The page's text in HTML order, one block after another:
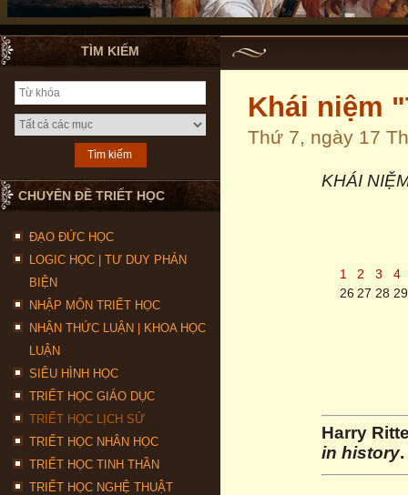
TÌM KIẾM
CHUYÊN ĐỀ TRIẾT HỌC
ĐẠO ĐỨC HỌC
LOGIC HỌC | TƯ DUY PHẢN
BIỆN
NHẬP MÔN TRIẾT HỌC
NHẬN THỨC LUẬN | KHOA HỌC
LUẬN
SIÊU HÌNH HỌC
TRIẾT HỌC GIÁO DỤC
TRIẾT HỌC LỊCH SỬ
TRIẾT HỌC NHÂN HỌC
TRIẾT HỌC TINH THẦN
TRIẾT HỌC NGHỆ THUẬT
Khái niệm
Thứ 7, ngày 17
KHÁI
1 2 3
4
26 27 28 29
Harry
in history